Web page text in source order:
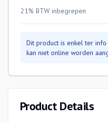
21% BTW inbegrepen
Dit product is enkel ter
kan niet online worden
Product Details